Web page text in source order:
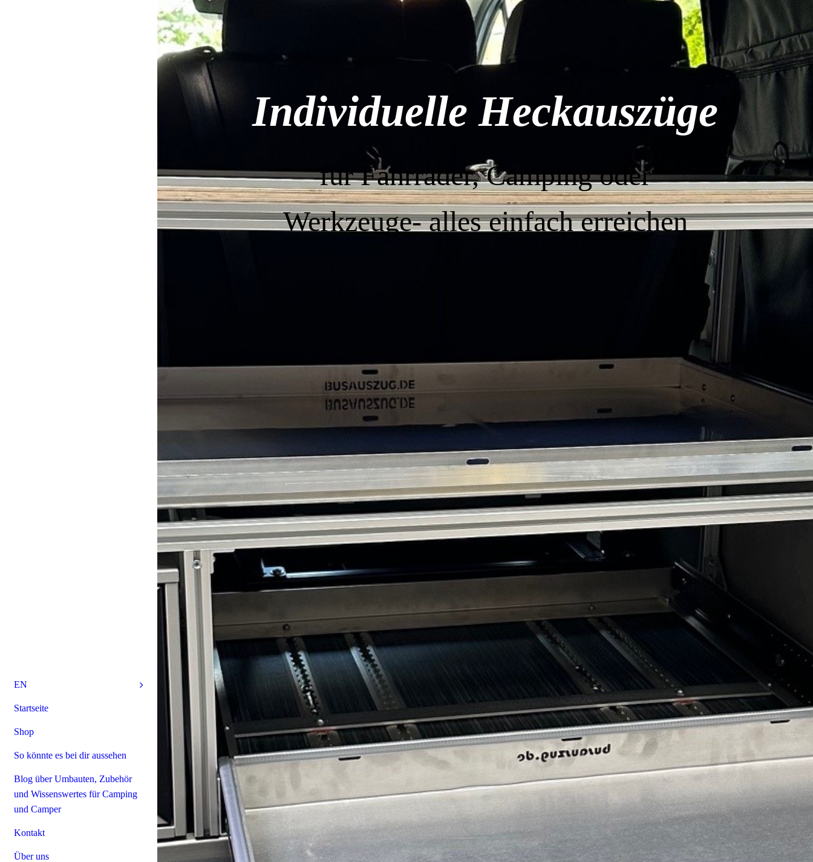
Individuelle Heckauszüge
für Fahrräder, Camping oder
Werkzeuge-alles einfach erreichen
EN
Startseite
Shop
So könnte es bei dir aussehen
Blog über Umbauten, Zubehör
und Wissenswertes für Camping
und Camper
Kontakt
Über uns